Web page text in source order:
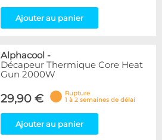
Ajouter au panier
Alphacool -
Décapeur Thermique Core Heat
Gun 2000W
29,90 €
Rupture
1 à 2 semaines de délai
Ajouter au panier